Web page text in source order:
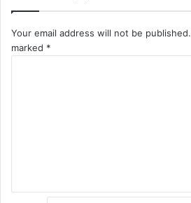
Your email address will not be published.
marked *